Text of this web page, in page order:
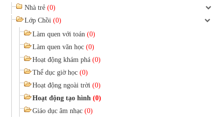
Nhà trẻ (0)
Lớp Chồi (0)
Làm quen với toán (0)
Làm quen văn học (0)
Hoạt động khám phá (0)
Thể dục giờ học (0)
Hoạt động ngoài trời (0)
Hoạt động tạo hình (0)
Giáo dục âm nhạc (0)